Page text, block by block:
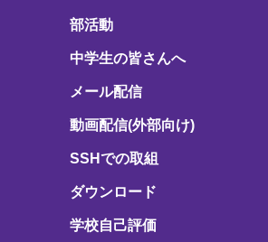
部活動
中学生の皆さんへ
メール配信
動画配信(外部向け)
SSHでの取組
ダウンロード
学校自己評価